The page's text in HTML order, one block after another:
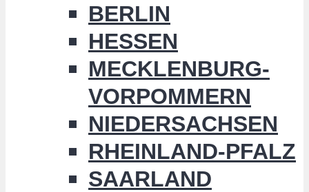
BERLIN
HESSEN
MECKLENBURG-
VORPOMMERN
NIEDERSACHSEN
RHEINLAND-PFALZ
SAARLAND